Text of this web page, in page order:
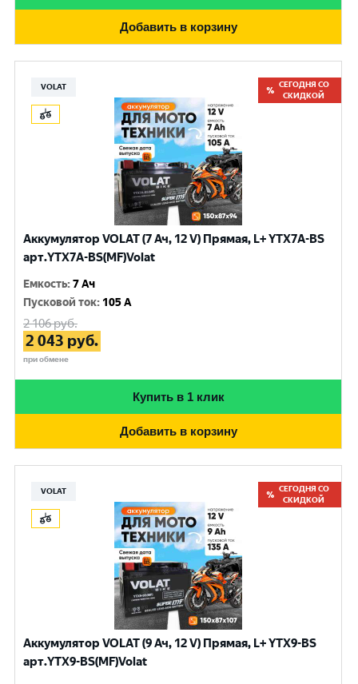
Добавить в корзину
VOLAT
СЕГОДНЯ СО
СКИДКОЙ
Аккумулятор VOLAT (7 Ач, 12 V) Прямая, L+ YTX7A-BS
арт.YTX7A-BS(MF)Volat
Емкость:7 Ач
Пусковой ток: 105 A
2 106руб.
2 043 руб.
при обмене
Купить в 1 клик
Добавить в корзину
VOLAT
СЕГОДНЯ СО
СКИДКОЙ
Аккумулятор VOLAT (9 Ач, 12 V) Прямая, L+ YTX9-BS
арт.YTX9-BS(MF)Volat